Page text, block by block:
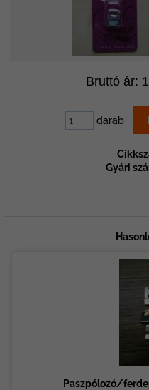
Bruttó ár:
darab
Gyári
Paszpólozó/